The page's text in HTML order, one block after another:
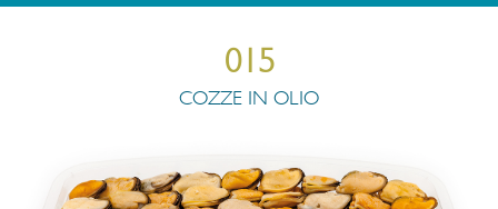
015
COZZE IN OLIO